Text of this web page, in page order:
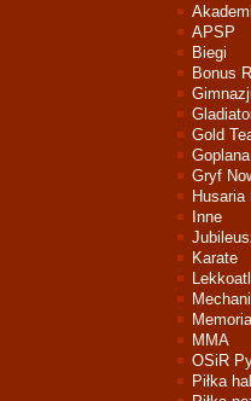
APSP
Biegi
Bonus
Gold
Gryf
Husaria
Inne
Karate
MMA
OSiR
Piłka